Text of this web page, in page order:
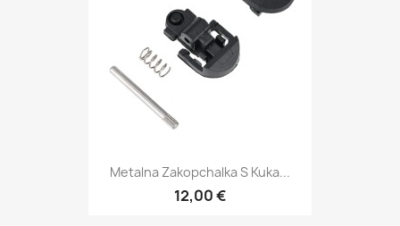
Metalna Zakopchalka S Kuka...
12,00 €